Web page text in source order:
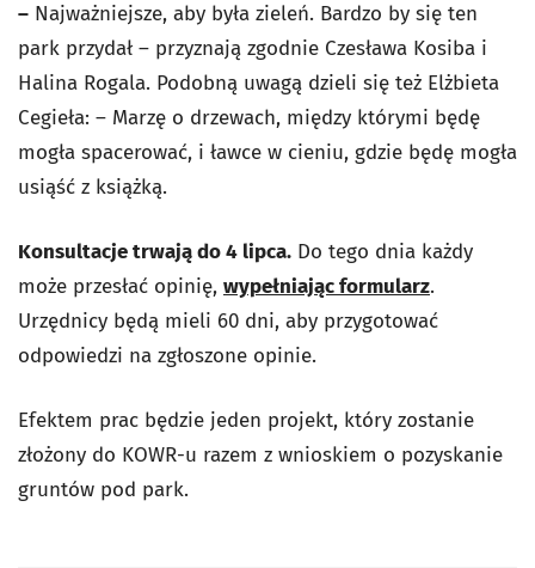
– Najważniejsze, aby była zieleń. Bardzo by się ten
park przydał – przyznają zgodnie Czesława Kosiba i
Halina Rogala. Podobną uwagą dzieli się też Elżbieta
Cegieła: – Marzę o drzewach, między którymi będę
mogła spacerować, i ławce w cieniu, gdzie będę mogła
usiąść z książką.
Konsultacje trwają do 4 lipca. Do tego dnia każdy
może przesłać opinię, wypełniając formularz.
Urzędnicy będą mieli 60 dni, aby przygotować
odpowiedzi na zgłoszone opinie.
Efektem prac będzie jeden projekt, który zostanie
złożony do KOWR-u razem z wnioskiem o pozyskanie
gruntów pod park.